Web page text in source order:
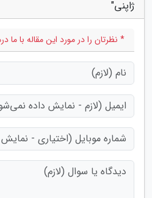
ژاپنی"
* نظرتان را در مورد این مقاله با ما